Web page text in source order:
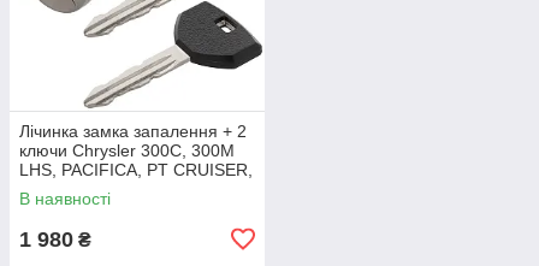
Лічинка замка запалення + 2
ключи Chrysler 300C, 300M
LHS, PACIFICA, PT CRUISER,
SEBRING 5003843AB
В наявності
1 980 ₴